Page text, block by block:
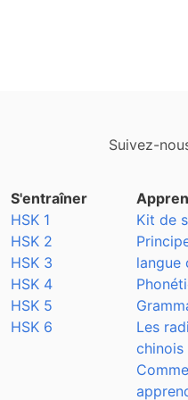
Suivez-
S'entraîner
HSK 1
HSK 2
HSK 3
HSK 4
HSK 5
HSK 6
Kit de
langue
Les
chinois